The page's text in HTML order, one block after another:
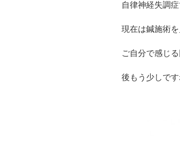
自律神経失調
現在は鍼施術を
ご自分で感じ
後もう少しで